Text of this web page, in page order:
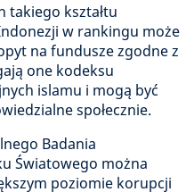
takiego kształtu
w rankingu może
na fundusze zgodne z
one kodeksu
islamu i mogą być
społecznie.
Badania
Światowego można
poziomie korupcji